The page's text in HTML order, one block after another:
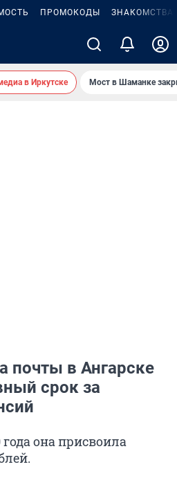
ПРОМОКОДЫ ЗНАКОМСТВА
в Иркутске Мост в Шаманке
почты в Ангарске
срок за
она присвоила